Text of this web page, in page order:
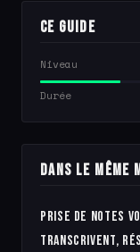
Ce guide
Niveau
Durée
Dans le même
Prise de notes
transcrivent,